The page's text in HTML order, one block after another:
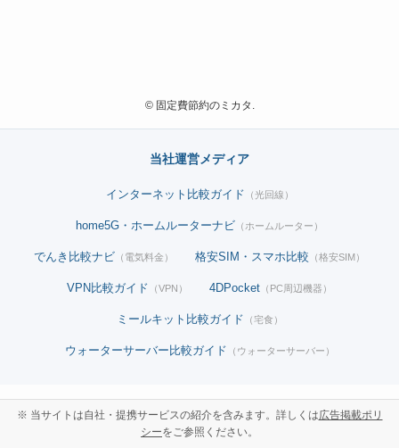
©固定費節約のミカタ.
当社運営メディア
インターネット比較ガイド （光回線）
home5G・ホームルーターナビ （ホームルーター）
でんき比較ナビ （電気料金） 格安SIM・スマホ比較 （格安SIM）
VPN比較ガイド （VPN） 4DPocket （PC周辺機器）
ミールキット比較ガイド （宅食）
ウォーターサーバー比較ガイド （ウォーターサーバー）
※ 当サイトは自社・提携サービスの紹介を含みます。詳しくは広告掲載ポリ
シーをご参照ください。